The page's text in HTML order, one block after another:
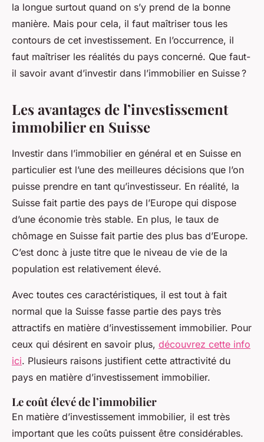
la longue surtout quand on s’y prend de la bonne
manière. Mais pour cela, il faut maîtriser tous les
contours de cet investissement. En l’occurrence, il
faut maîtriser les réalités du pays concerné. Que faut-
il savoir avant d’investir dans l’immobilier en Suisse ?
Les avantages de l’investissement
immobilier en Suisse
Investir dans l’immobilier en général et en Suisse en
particulier est l’une des meilleures décisions que l’on
puisse prendre en tant qu’investisseur. En réalité, la
Suisse fait partie des pays de l’Europe qui dispose
d’une économie très stable. En plus, le taux de
chômage en Suisse fait partie des plus bas d’Europe.
C’est donc à juste titre que le niveau de vie de la
population est relativement élevé.
Avec toutes ces caractéristiques, il est tout à fait
normal que la Suisse fasse partie des pays très
attractifs en matière d’investissement immobilier. Pour
ceux qui désirent en savoir plus, découvrez cette info
ici. Plusieurs raisons justifient cette attractivité du
pays en matière d’investissement immobilier.
Le coût élevé de l’immobilier
En matière d’investissement immobilier, il est très
important que les coûts puissent être considérables.